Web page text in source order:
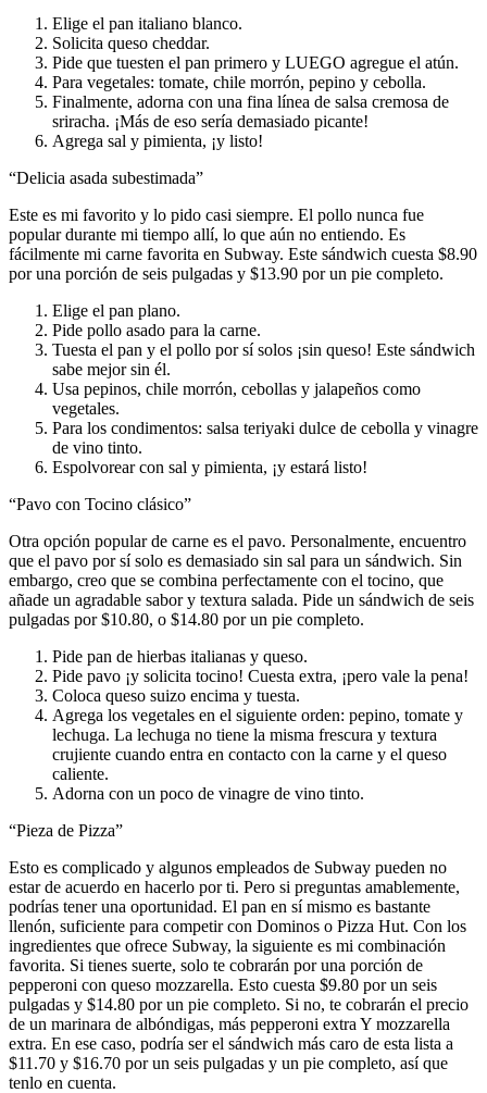
Elige el pan italiano blanco.
Solicita queso cheddar.
Pide que tuesten el pan primero y LUEGO agregue el atún.
Para vegetales: tomate, chile morrón, pepino y cebolla.
Finalmente, adorna con una fina línea de salsa cremosa de
sriracha. ¡Más de eso sería demasiado picante!
Agrega sal y pimienta, ¡y listo!
“Delicia asada subestimada”
Este es mi favorito y lo pido casi siempre. El pollo nunca fue
popular durante mi tiempo allí, lo que aún no entiendo. Es
fácilmente mi carne favorita en Subway. Este sándwich cuesta $8.90
por una porción de seis pulgadas y $13.90 por un pie completo.
Elige el pan plano.
Pide pollo asado para la carne.
Tuesta el pan y el pollo por sí solos ¡sin queso! Este sándwich
sabe mejor sin él.
Usa pepinos, chile morrón, cebollas y jalapeños como
vegetales.
Para los condimentos: salsa teriyaki dulce de cebolla y vinagre
de vino tinto.
Espolvorear con sal y pimienta, ¡y estará listo!
“Pavo con Tocino clásico”
Otra opción popular de carne es el pavo. Personalmente, encuentro
que el pavo por sí solo es demasiado sin sal para un sándwich. Sin
embargo, creo que se combina perfectamente con el tocino, que
añade un agradable sabor y textura salada. Pide un sándwich de seis
pulgadas por $10.80, o $14.80 por un pie completo.
Pide pan de hierbas italianas y queso.
Pide pavo ¡y solicita tocino! Cuesta extra, ¡pero vale la pena!
Coloca queso suizo encima y tuesta.
Agrega los vegetales en el siguiente orden: pepino, tomate y
lechuga. La lechuga no tiene la misma frescura y textura
crujiente cuando entra en contacto con la carne y el queso
caliente.
Adorna con un poco de vinagre de vino tinto.
“Pieza de Pizza”
Esto es complicado y algunos empleados de Subway pueden no
estar de acuerdo en hacerlo por ti. Pero si preguntas amablemente,
podrías tener una oportunidad. El pan en sí mismo es bastante
llenón, suficiente para competir con Dominos o Pizza Hut. Con los
ingredientes que ofrece Subway, la siguiente es mi combinación
favorita. Si tienes suerte, solo te cobrarán por una porción de
pepperoni con queso mozzarella. Esto cuesta $9.80 por un seis
pulgadas y $14.80 por un pie completo. Si no, te cobrarán el precio
de un marinara de albóndigas, más pepperoni extra Y mozzarella
extra. En ese caso, podría ser el sándwich más caro de esta lista a
$11.70 y $16.70 por un seis pulgadas y un pie completo, así que
tenlo en cuenta.